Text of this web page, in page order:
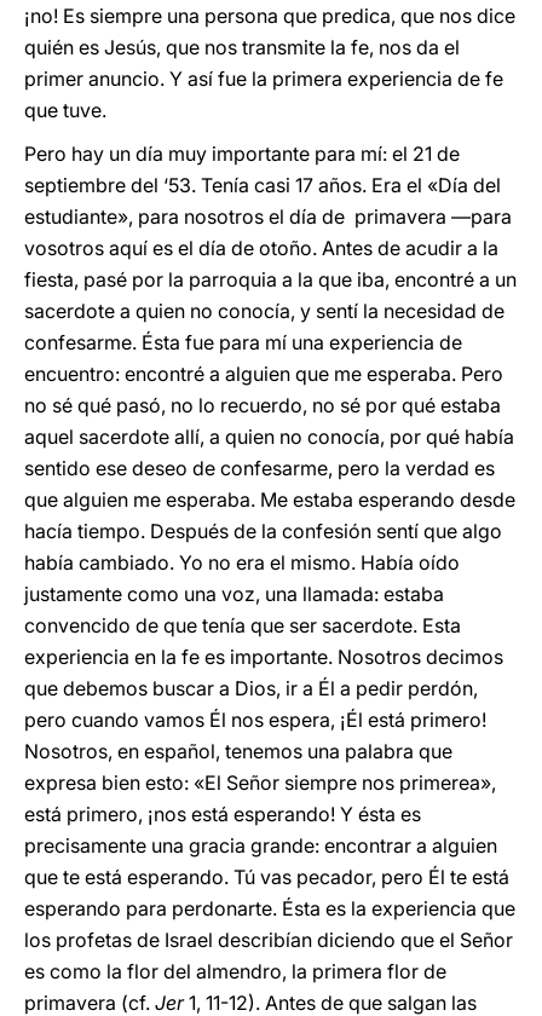
¡no! Es siempre una persona que predica, que nos dice
quién es Jesús, que nos transmite la fe, nos da el
primer anuncio. Y así fue la primera experiencia de fe
que tuve.
Pero hay un día muy importante para mí: el 21 de
septiembre del ‘53. Tenía casi 17 años. Era el «Día del
estudiante», para nosotros el día de primavera —para
vosotros aquí es el día de otoño. Antes de acudir a la
fiesta, pasé por la parroquia a la que iba, encontré a un
sacerdote a quien no conocía, y sentí la necesidad de
confesarme. Ésta fue para mí una experiencia de
encuentro: encontré a alguien que me esperaba. Pero
no sé qué pasó, no lo recuerdo, no sé por qué estaba
aquel sacerdote allí, a quien no conocía, por qué había
sentido ese deseo de confesarme, pero la verdad es
que alguien me esperaba. Me estaba esperando desde
hacía tiempo. Después de la confesión sentí que algo
había cambiado. Yo no era el mismo. Había oído
justamente como una voz, una llamada: estaba
convencido de que tenía que ser sacerdote. Esta
experiencia en la fe es importante. Nosotros decimos
que debemos buscar a Dios, ir a Él a pedir perdón,
pero cuando vamos Él nos espera, ¡Él está primero!
Nosotros, en español, tenemos una palabra que
expresa bien esto: «El Señor siempre nos primerea»,
está primero, ¡nos está esperando! Y ésta es
precisamente una gracia grande: encontrar a alguien
que te está esperando. Tú vas pecador, pero Él te está
esperando para perdonarte. Ésta es la experiencia que
los profetas de Israel describían diciendo que el Señor
es como la flor del almendro, la primera flor de
primavera (cf. Jer1, 11-12). Antes de que salgan las